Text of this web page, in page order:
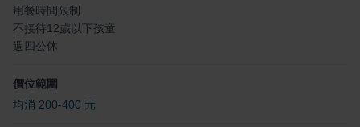
用餐時間限制
不接待12歲以下孩童
週四公休
價位範圍
均消 200-400 元